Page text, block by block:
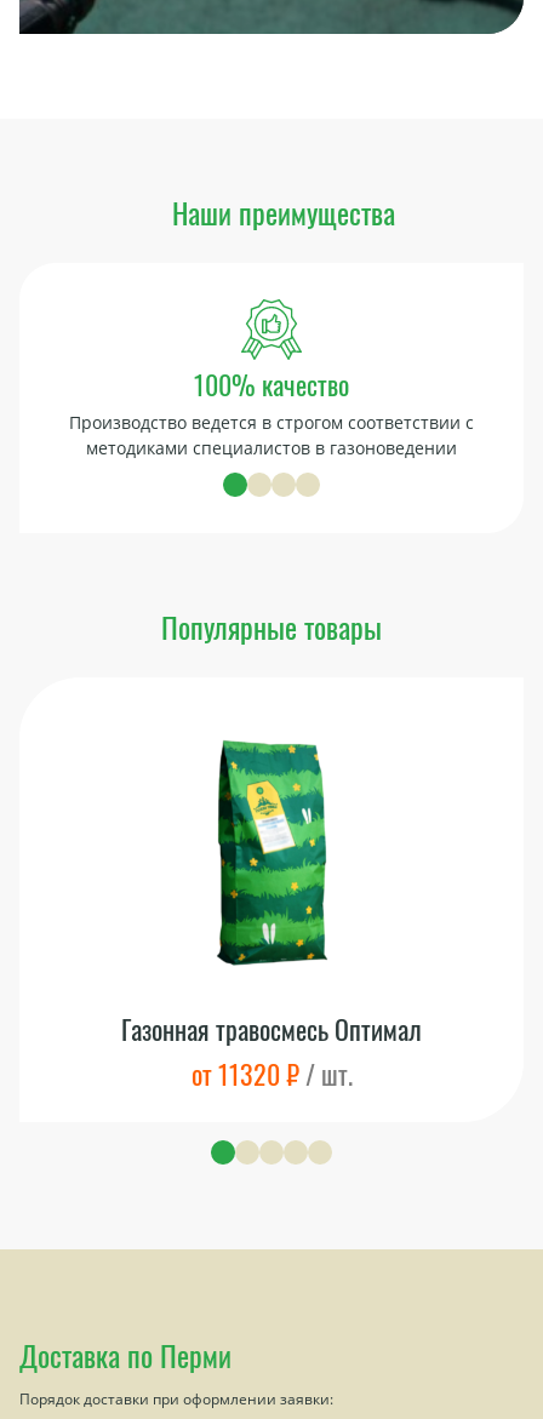
Наши преимущества
100% качество
Производство ведется в строгом соответствии с
методиками специалистов в газоноведении
Популярные товары
Газонная травосмесь Оптимал
от 11320 ₽/ шт.
Доставка по Перми
Порядок доставки при оформлении заявки: